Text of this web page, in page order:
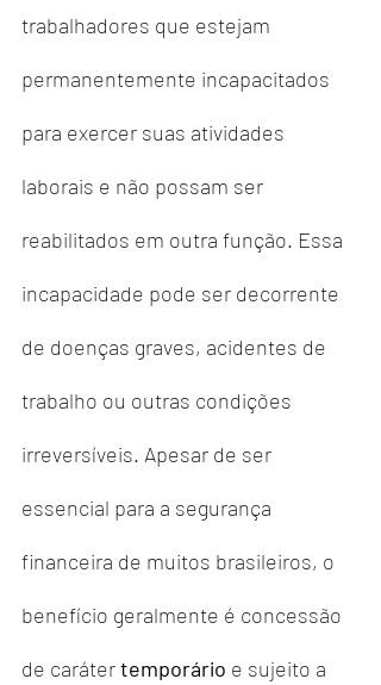
trabalhadores que estejam
permanentemente incapacitados
para exercer suas atividades
laborais e não possam ser
reabilitados em outra função. Essa
incapacidade pode ser decorrente
de doenças graves, acidentes de
trabalho ou outras condições
irreversíveis. Apesar de ser
essencial para a segurança
financeira de muitos brasileiros, o
benefício geralmente é concessão
de caráter temporário e sujeito a